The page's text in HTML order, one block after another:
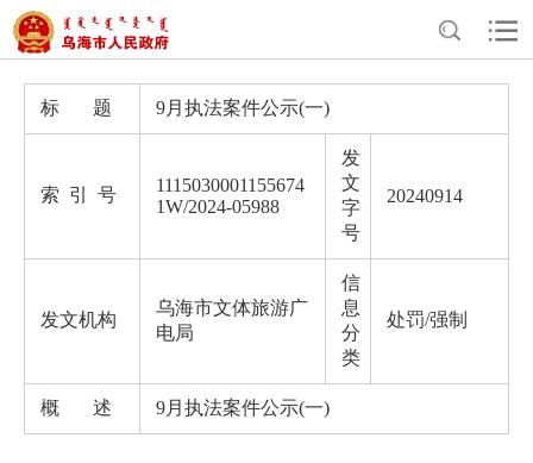
首页 >政务公开>政府信息公开 处罚/强制
标 题 9月执法案件公示(一)
索 引 号
1115030001155674
1W/2024-05988
发
文
字
号
20240914
发文机构
乌海市文体旅游广
电局
信
息
分
类
处罚/强制
概 述 9月执法案件公示(一)